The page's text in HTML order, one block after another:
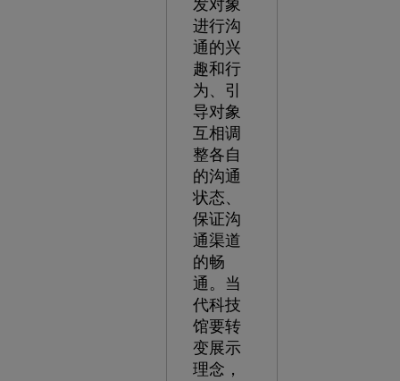
发对象
进行沟
通的兴
趣和行
为、引
导对象
互相调
整各自
的沟通
状态、
保证沟
通渠道
的畅
通。当
代科技
馆要转
变展示
理念，